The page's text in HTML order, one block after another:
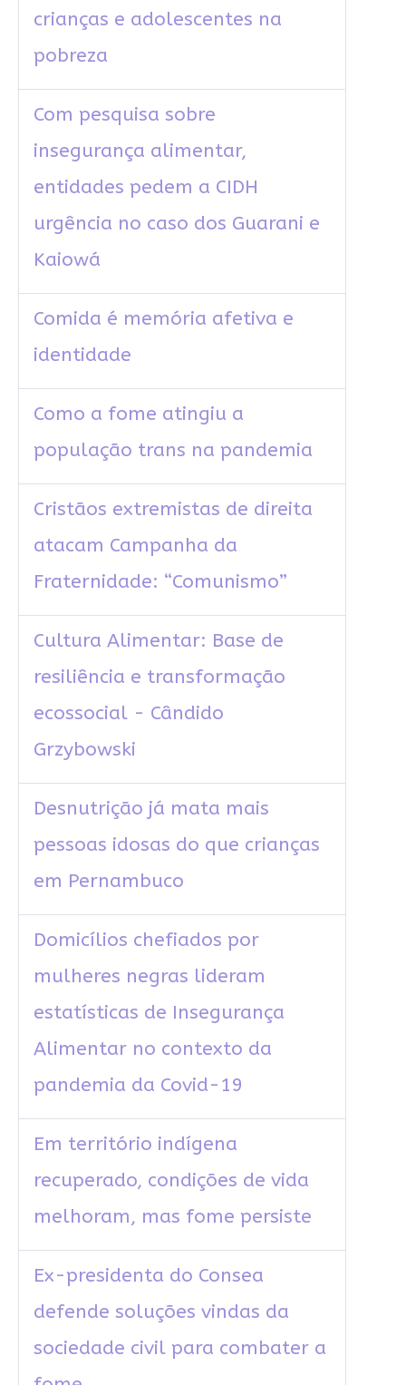
crianças e adolescentes na
pobreza
Com pesquisa sobre
insegurança alimentar,
entidades pedem a CIDH
urgência no caso dos Guarani e
Kaiowá
Comida é memória afetiva e
identidade
Como a fome atingiu a
população trans na pandemia
Cristãos extremistas de direita
atacam Campanha da
Fraternidade: “Comunismo”
Cultura Alimentar: Base de
resiliência e transformação
ecossocial - Cândido
Grzybowski
Desnutrição já mata mais
pessoas idosas do que crianças
em Pernambuco
Domicílios chefiados por
mulheres negras lideram
estatísticas de Insegurança
Alimentar no contexto da
pandemia da Covid-19
Em território indígena
recuperado, condições de vida
melhoram, mas fome persiste
Ex-presidenta do Consea
defende soluções vindas da
sociedade civil para combater a